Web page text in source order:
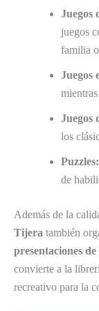
Juegos
juegos
familia
Juegos
Juegos
los
Puzzles:
de
Además de la
Tijera también
presentaciones
convierte a la
recreativo para la